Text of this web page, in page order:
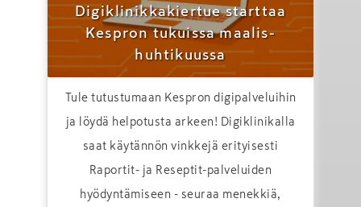
Digiklinikkakiertue starttaa
Kespron tukuissa maalis-
huhtikuussa
Tule tutustumaan Kespron digipalveluihin
ja löydä helpotusta arkeen! Digiklinikalla
saat käytännön vinkkejä erityisesti
Raportit- ja Reseptit-palveluiden
hyödyntämiseen - seuraa menekkiä,